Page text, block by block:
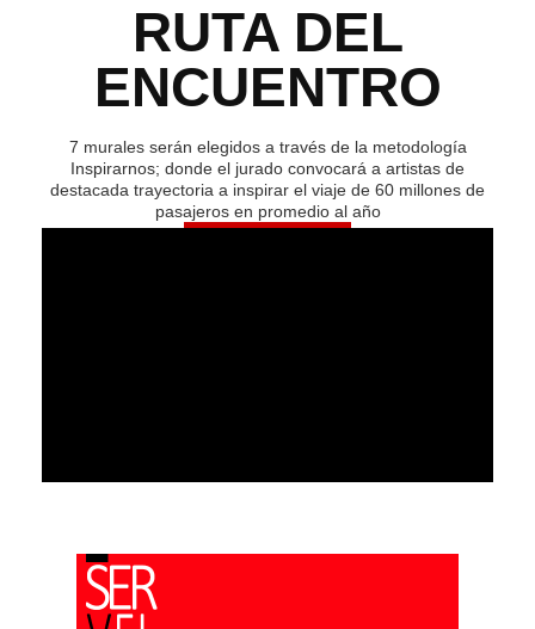
RUTA DEL
ENCUENTRO
7 murales serán elegidos a través de la metodología
Inspirarnos; donde el jurado convocará a artistas de
destacada trayectoria a inspirar el viaje de 60 millones de
pasajeros en promedio al año